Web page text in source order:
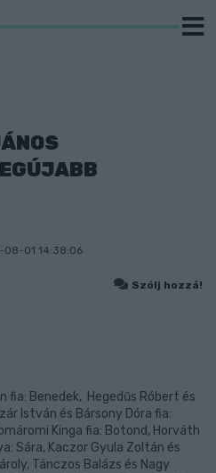
08-01 14:38:06
Szólj hozzá!
fia: Benedek, Hegedűs Róbert és
István és Bársony Dóra fia:
Kinga fia: Botond, Horváth
Sára, Kaczor Gyula Zoltán és
Tánczos Balázs és Nagy